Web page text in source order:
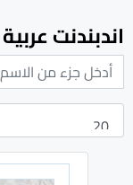
اندبندنت عربية